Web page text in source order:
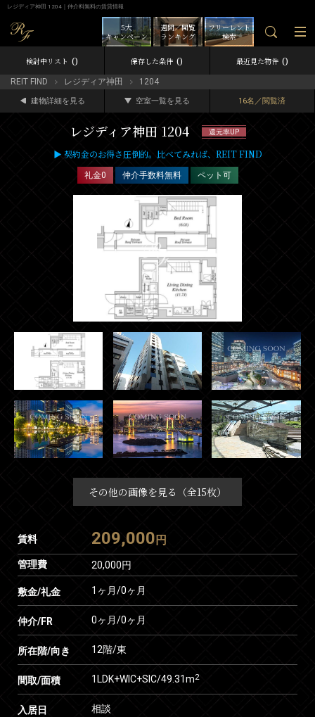
レジディア神田 1204｜仲介料無料の賃貸情報
フリーレント
検索
週間／閲覧
ランキング
5大
キャンペーン
検討中リスト 0 保存した条件 0 最近見た物件 0
REIT FIND レジディア神田 1204
建物詳細を見る 空室一覧を見る 16名／閲覧済
レジディア神田 1204 還元率UP
▶ 契約金のお得さ圧倒的。比べてみれば、REIT FIND
礼金0 仲介手数料無料 ペット可
その他の画像を見る（全15枚）
賃料 209,000 円
管理費 20,000円
敷金/礼金 1ヶ月/0ヶ月
仲介/FR 0ヶ月/0ヶ月
所在階/向き 12階/東
間取/面積 1LDK+WIC+SIC/49.31m2
入居日 相談